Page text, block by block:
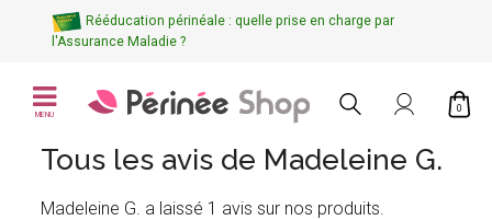
Rééducation périnéale : quelle prise en charge par
l'Assurance Maladie ?
MENU
0
Tous les avis de Madeleine G.
Madeleine G. a laissé 1 avis sur nos produits.